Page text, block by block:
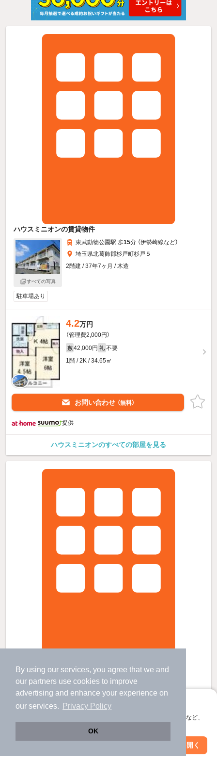
By using our services, you agree that we and
our partners use cookies to improve
advertising and enhance your experience on
our services.
Privacy Policy
OK
アプリに切り替えて、サクサクお部屋探し
会員登録なしですぐ使える。マップ検索やお気に入り保存など、
アプリを開く
ハウスミニオンの賃貸物件
すべての写真
東武動物公園駅 歩15分 （伊勢崎線など）
埼玉県北葛飾郡杉戸町杉戸５
2階建 / 37年7ヶ月 / 木造
駐車場あり
4.2万円
（管理費2,000円）
敷 42,000円 礼 不要
1階 / 2K / 34.65㎡
お問い合わせ （無料）
提供
ハウスミニオンのすべての部屋を見る
東武動物公園駅 歩
埼玉県北葛飾郡杉戸町杉戸１
2.5
（管理費2,000円）
絞り込み条件を変更